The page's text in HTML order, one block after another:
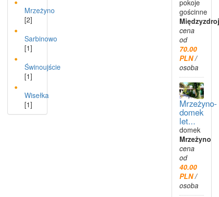
Mrzeżyno
[2]
Sarbinowo
[1]
Świnoujście
[1]
Wisełka
[1]
pokoje
gościnne
cena
od
70.00
PLN/
osoba
Mrzeżyno-
domek
let...
domek
Mrzeżyno
cena
od
40.00
PLN/
osoba